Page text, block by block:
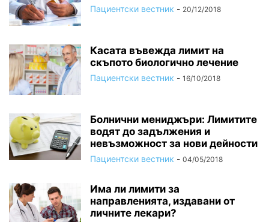
Пациентски вестник - 20/12/2018
Касата въвежда лимит на
скъпото биологично лечение
Пациентски вестник - 16/10/2018
Болнични мениджъри: Лимитите
водят до задължения и
невъзможност за нови дейности
Пациентски вестник - 04/05/2018
Има ли лимити за
направленията, издавани от
личните лекари?